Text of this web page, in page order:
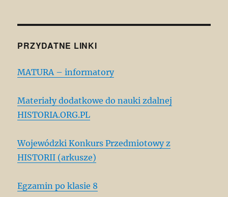
PRZYDATNE LINKI
MATURA – informatory
Materiały dodatkowe do nauki zdalnej
HISTORIA.ORG.PL
Wojewódzki Konkurs Przedmiotowy z
HISTORII (arkusze)
Egzamin po klasie 8